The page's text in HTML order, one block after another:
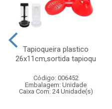
Tapioqueira plastico
26x11cm,sortida tapioqu
Código: 006452
Embalagem: Unidade
Caixa Com: 24 Unidade(s)